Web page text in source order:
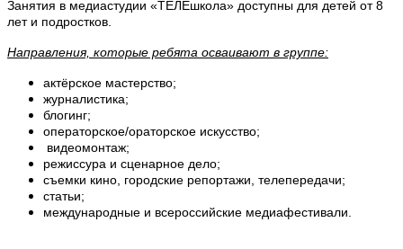
Занятия в медиастудии «ТЕЛЕшкола» доступны для детей от 8
лет и подростков.
Направления, которые ребята осваивают в группе:
актёрское мастерство;
журналистика;
блогинг;
операторское/ораторское искусство;
видеомонтаж;
режиссура и сценарное дело;
съемки кино, городские репортажи, телепередачи;
статьи;
международные и всероссийские медиафестивали.